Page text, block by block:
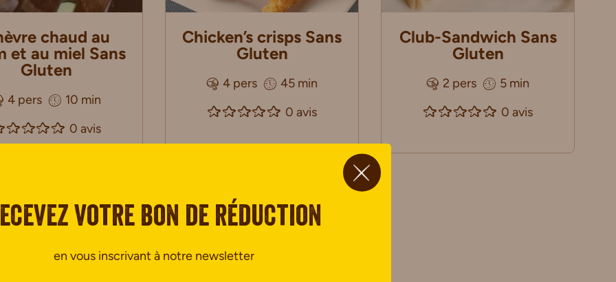
chaud au
et au miel Sans
Gluten
4 pers
10 min
0 avis
Chicken’s crisps Sans
Gluten
4 pers
45 min
0 avis
Club-Sandwich Sans
Gluten
2 pers
5 min
0 avis
VOIR + DE RECETTES
votre bon de réduction
en vous inscrivant à notre newsletter